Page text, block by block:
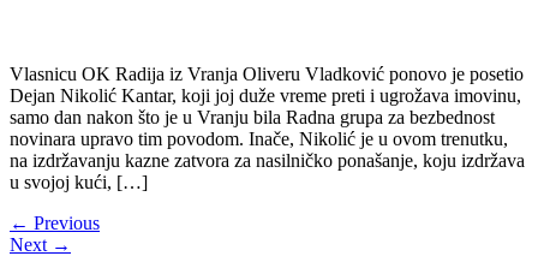
Vlasnicu OK Radija iz Vranja Oliveru Vladković ponovo je posetio
Dejan Nikolić Kantar, koji joj duže vreme preti i ugrožava imovinu,
samo dan nakon što je u Vranju bila Radna grupa za bezbednost
novinara upravo tim povodom. Inače, Nikolić je u ovom trenutku,
na izdržavanju kazne zatvora za nasilničko ponašanje, koju izdržava
u svojoj kući, […]
← Previous
Next →